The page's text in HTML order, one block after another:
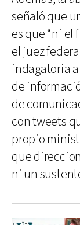
señaló que
es que “ni el
el juez
indagatoria
de
de
con tweets
propio
que
ni un